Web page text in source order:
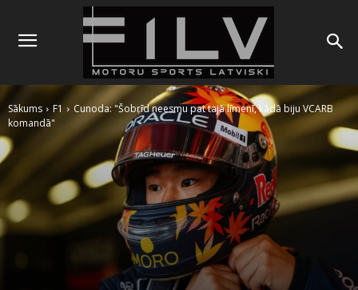
Sākums F1
Cunoda: "Šobrīd neesmu pat tajā līmenī, kādā biju VCARB
komandā"